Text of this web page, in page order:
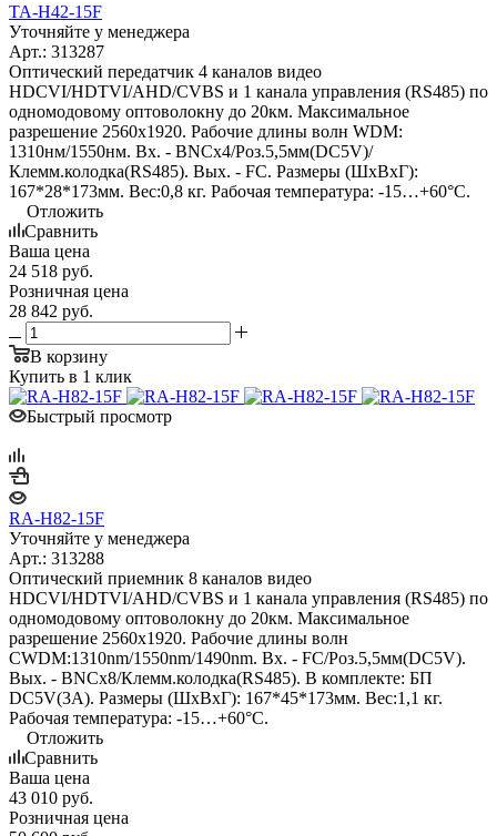
TA-H42-15F
Уточняйте у менеджера
Арт.: 313287
Оптический передатчик 4 каналов видео
HDCVI/HDTVI/AHD/CVBS и 1 канала управления (RS485) по
одномодовому оптоволокну до 20км. Максимальное
разрешение 2560x1920. Рабочие длины волн WDM:
1310нм/1550нм. Вх. - BNCх4/Роз.5,5мм(DC5V)/
Клемм.колодка(RS485). Вых. - FC. Размеры (ШxВxГ):
167*28*173мм. Вес:0,8 кг. Рабочая температура: -15…+60°С.
Отложить
Сравнить
Ваша цена
24 518 руб.
Розничная цена
28 842 руб.
В корзину
Купить в 1 клик
Быстрый просмотр
RA-H82-15F
Уточняйте у менеджера
Арт.: 313288
Оптический приемник 8 каналов видео
HDCVI/HDTVI/AHD/CVBS и 1 канала управления (RS485) по
одномодовому оптоволокну до 20км. Максимальное
разрешение 2560x1920. Рабочие длины волн
CWDM:1310nm/1550nm/1490nm. Вх. - FC/Роз.5,5мм(DC5V).
Вых. - BNCх8/Клемм.колодка(RS485). В комплекте: БП
DC5V(3A). Размеры (ШxВxГ): 167*45*173мм. Вес:1,1 кг.
Рабочая температура: -15…+60°С.
Отложить
Сравнить
Ваша цена
43 010 руб.
Розничная цена